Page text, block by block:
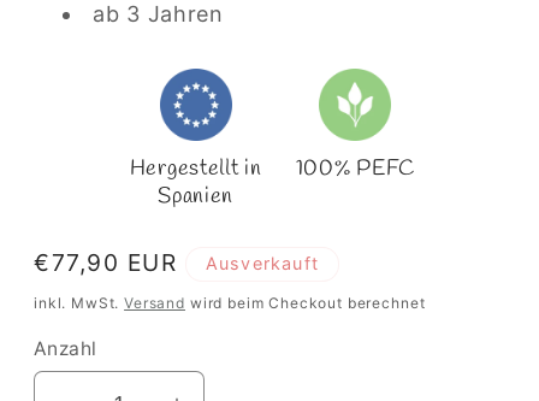
ab 3 Jahren
Hergestellt in
Spanien
100% PEFC
Normaler
Preis
€77,90 EUR Ausverkauft
inkl. MwSt.Versand wird beim Checkout berechnet
Anzahl